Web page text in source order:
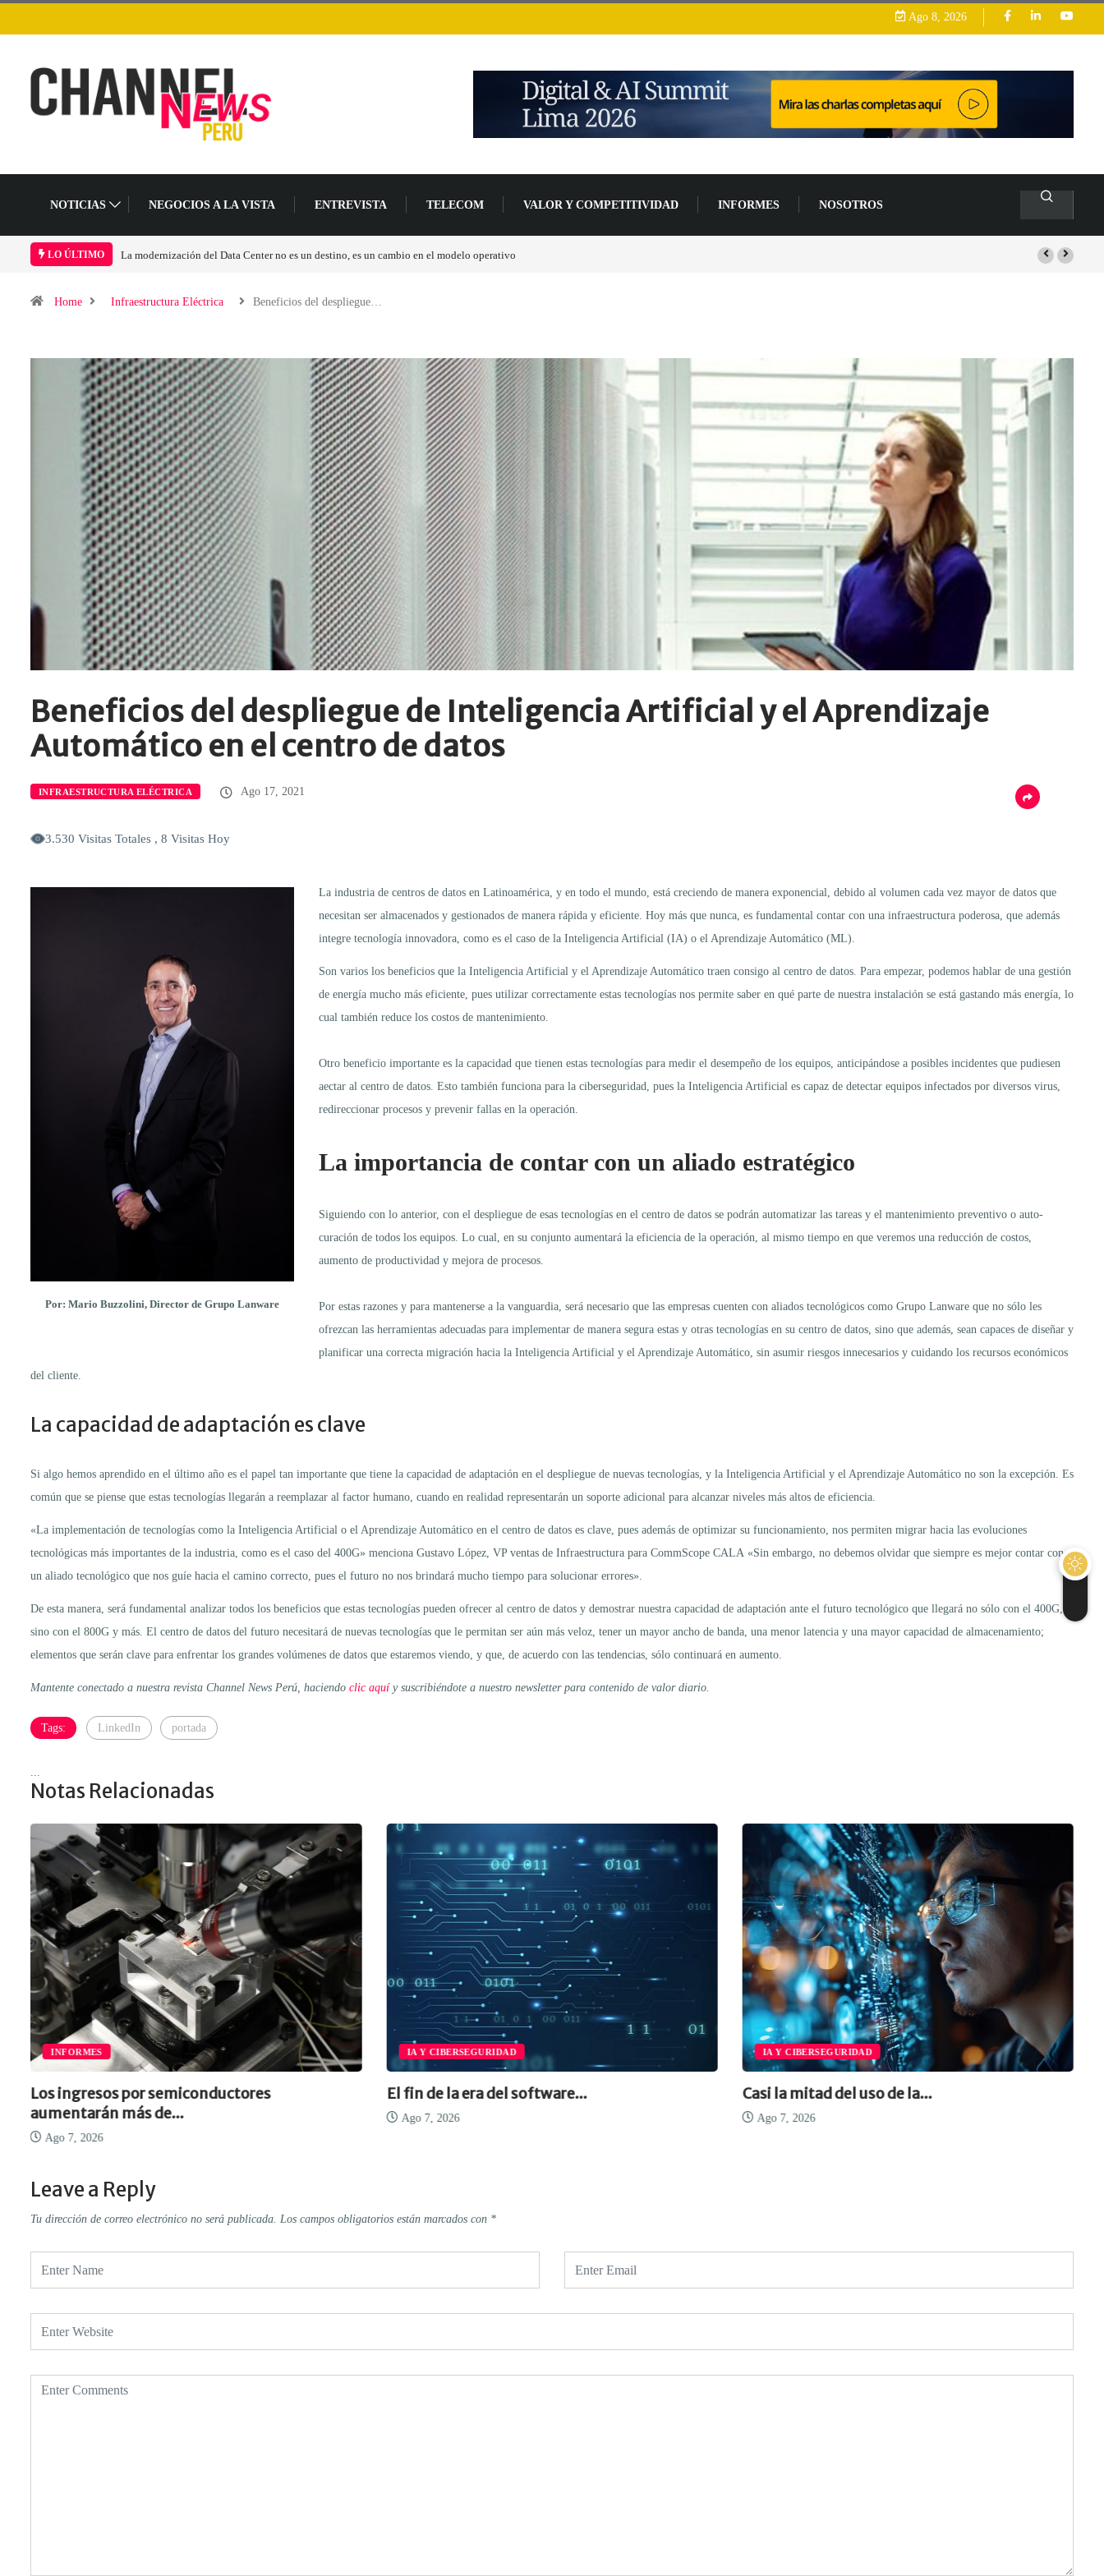
Ago 8, 2026
NOTICIAS NEGOCIOS A LA VISTA ENTREVISTA TELECOM VALOR Y COMPETITIVIDAD INFORMES NOSOTROS
LO ÚLTIMO Los ingresos por semiconductores aumentarán más de un 94 % en 2026
Home Infraestructura Eléctrica Beneficios del despliegue…
Beneficios del despliegue de Inteligencia Artificial y el Aprendizaje
Automático en el centro de datos
INFRAESTRUCTURA ELÉCTRICA Ago 17, 2021
3.530 Visitas Totales , 8 Visitas Hoy
Por: Mario Buzzolini, Director de Grupo Lanware
La industria de centros de datos en Latinoamérica, y en todo el mundo, está creciendo de manera exponencial, debido al volumen cada vez mayor de datos que
necesitan ser almacenados y gestionados de manera rápida y eficiente. Hoy más que nunca, es fundamental contar con una infraestructura poderosa, que además
integre tecnología innovadora, como es el caso de la Inteligencia Artificial (IA) o el Aprendizaje Automático (ML).
Son varios los beneficios que la Inteligencia Artificial y el Aprendizaje Automático traen consigo al centro de datos. Para empezar, podemos hablar de una gestión
de energía mucho más eficiente, pues utilizar correctamente estas tecnologías nos permite saber en qué parte de nuestra instalación se está gastando más energía, lo
cual también reduce los costos de mantenimiento.
Otro beneficio importante es la capacidad que tienen estas tecnologías para medir el desempeño de los equipos, anticipándose a posibles incidentes que pudiesen
aectar al centro de datos. Esto también funciona para la ciberseguridad, pues la Inteligencia Artificial es capaz de detectar equipos infectados por diversos virus,
redireccionar procesos y prevenir fallas en la operación.
La importancia de contar con un aliado estratégico
Siguiendo con lo anterior, con el despliegue de esas tecnologías en el centro de datos se podrán automatizar las tareas y el mantenimiento preventivo o auto-
curación de todos los equipos. Lo cual, en su conjunto aumentará la eficiencia de la operación, al mismo tiempo en que veremos una reducción de costos,
aumento de productividad y mejora de procesos.
Por estas razones y para mantenerse a la vanguardia, será necesario que las empresas cuenten con aliados tecnológicos como Grupo Lanware que no sólo les
ofrezcan las herramientas adecuadas para implementar de manera segura estas y otras tecnologías en su centro de datos, sino que además, sean capaces de diseñar y
planificar una correcta migración hacia la Inteligencia Artificial y el Aprendizaje Automático, sin asumir riesgos innecesarios y cuidando los recursos económicos
del cliente.
La capacidad de adaptación es clave
Si algo hemos aprendido en el último año es el papel tan importante que tiene la capacidad de adaptación en el despliegue de nuevas tecnologías, y la Inteligencia Artificial y el Aprendizaje Automático no son la excepción. Es
común que se piense que estas tecnologías llegarán a reemplazar al factor humano, cuando en realidad representarán un soporte adicional para alcanzar niveles más altos de eficiencia.
«La implementación de tecnologías como la Inteligencia Artificial o el Aprendizaje Automático en el centro de datos es clave, pues además de optimizar su funcionamiento, nos permiten migrar hacia las evoluciones
tecnológicas más importantes de la industria, como es el caso del 400G» menciona Gustavo López, VP ventas de Infraestructura para CommScope CALA «Sin embargo, no debemos olvidar que siempre es mejor contar con
un aliado tecnológico que nos guíe hacia el camino correcto, pues el futuro no nos brindará mucho tiempo para solucionar errores».
De esta manera, será fundamental analizar todos los beneficios que estas tecnologías pueden ofrecer al centro de datos y demostrar nuestra capacidad de adaptación ante el futuro tecnológico que llegará no sólo con el 400G,
sino con el 800G y más. El centro de datos del futuro necesitará de nuevas tecnologías que le permitan ser aún más veloz, tener un mayor ancho de banda, una menor latencia y una mayor capacidad de almacenamiento;
elementos que serán clave para enfrentar los grandes volúmenes de datos que estaremos viendo, y que, de acuerdo con las tendencias, sólo continuará en aumento.
Mantente conectado a nuestra revista Channel News Perú, haciendo clic aquíy suscribiéndote a nuestro newsletter para contenido de valor diario.
Tags: LinkedIn portada
Notas Relacionadas
INFORMES
Los ingresos por semiconductores
aumentarán más de...
Ago 7, 2026
IA Y CIBERSEGURIDAD
El fin de la era del software...
Ago 7, 2026
IA Y CIBERSEGURIDAD
Casi la mitad del uso de la...
Ago 7, 2026
Leave a Reply
Tu dirección de correo electrónico no será publicada. Los campos obligatorios están marcados con *